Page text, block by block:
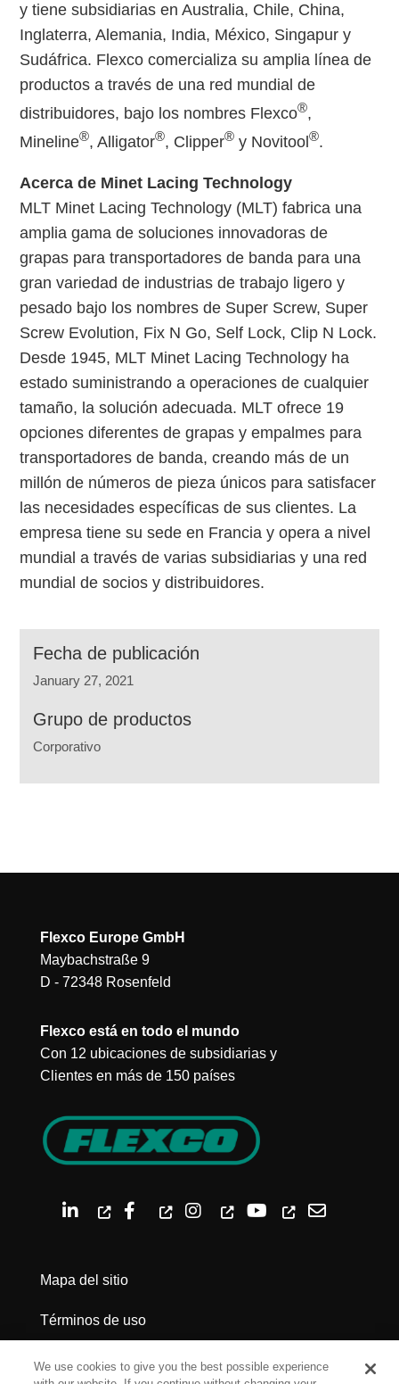
y tiene subsidiarias en Australia, Chile, China,
Inglaterra, Alemania, India, México, Singapur y
Sudáfrica. Flexco comercializa su amplia línea de
productos a través de una red mundial de
distribuidores, bajo los nombres Flexco®,
Mineline®, Alligator®, Clipper® y Novitool®.
Acerca de Minet Lacing Technology
MLT Minet Lacing Technology (MLT) fabrica una
amplia gama de soluciones innovadoras de
grapas para transportadores de banda para una
gran variedad de industrias de trabajo ligero y
pesado bajo los nombres de Super Screw, Super
Screw Evolution, Fix N Go, Self Lock, Clip N Lock.
Desde 1945, MLT Minet Lacing Technology ha
estado suministrando a operaciones de cualquier
tamaño, la solución adecuada. MLT ofrece 19
opciones diferentes de grapas y empalmes para
transportadores de banda, creando más de un
millón de números de pieza únicos para satisfacer
las necesidades específicas de sus clientes. La
empresa tiene su sede en Francia y opera a nivel
mundial a través de varias subsidiarias y una red
mundial de socios y distribuidores.
Fecha de publicación
January 27, 2021
Grupo de productos
Corporativo
Flexco Europe GmbH
Maybachstraße 9
D - 72348 Rosenfeld
Flexco está en todo el mundo
Con 12 ubicaciones de subsidiarias y
Clientes en más de 150 países
Mapa del sitio
Términos de uso
Política de privacidad
We use cookies to give you the best possible experience